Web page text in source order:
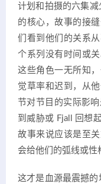
计划和拍摄的六集
的核心，故事的接
们看到他们的关系
个系列没有时间或
这些角色一无所知
觉草率和迟到，从
节对节目的实际影
到威胁或 Fjall 回想
故事来说应该是至
会给他们的弧线或性
这才是血源最震撼